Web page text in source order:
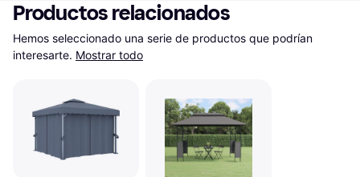
Productos relacionados
Hemos seleccionado una serie de productos que podrían
interesarte. Mostrar todo